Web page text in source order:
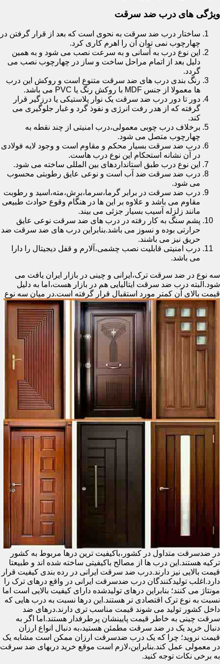
ویژگی های درب ضد سرقت
ساختار درب ضد سرقت به نحوی است که بعد از قرار گرفتن در
چهارچوب نمی توان آن را اهرم کاری کرد.
این نوع درب به آسانی و به سرعت نصب می شود و به همین
دلیل بعد از اتمام مراحل ساخت و ساز در چهارچوب نصب می
گردد.
رنگ بندی درب های ضد سرقت متنوع است و روکش این درب
ها معمولا از جنس MDF با روکش رنگ یا PVC می باشد.
دور تا دور درب ضد سرقت یک نوار پلاستیکی یا درزگیر قرار
گرفته که از هدر رفت انرژی و نفوذ گرد و غبار جلوگیری می
کند.
برخلاف درب چوبی معمولی،درب امنیتی از چند نقطه به
چهارچوب متصل می شود.
درب ضد سرقت بسیار محکم و مقاوم است و وجود لایه فولادی
در آن نشانه استحکام این نوع درب هاست.
این نوع درب طبق استانداردهای بین المللی ساخته می شود.
درب ضد سرقت ضد آب است و نوعی عایق رطوبتی محسوب
می شود.
درب ضد سرقت در برابر گرما،سرما،برش،مته،اسید و رطوبت
مقاوم می باشد و علاوه بر این ها در هنگام وقوع حوادث طبیعی
مانند زلزله آسیب بسیار جزئی می بیند.
پشم سنگ به کار رفته در درب های ضد سرقت نوعی عایق
حرارتی بوده و نسوز می باشد.بنابراین درب های ضد سرقت ضد
حریق نیز می باشند.
درب امنیتی قابلیت نصب چشمی،آلارم و قفل دیجیتال را دارا
می باشد.
سه نوع در ضد سرقت ترک،ایرانی و چینی در بازار ایران یافت می
شود.البته درب ضد سرقت ایتالیایی هم در بازار هست،اما به دلیل
قیمت بالای آن کمتر مورد استقبال قرار گرفته است.در میان سه نوع
در ضدسرقت متداول در کشور،باکیفیت ترین درها مربوط به کشور
ترکیه هستند.این درب ها از مصالح باکیفیتی ساخته شده اند و طبیعتا
قیمت بالایی نیز دارند.درب ضد سرقت ایرانی در رده بندی کیفیت قرار
دارد.اغلب تولیدکنندگان درب ضدسرقت ایرانی در واقع درهای ترک را
مونتاژ می کنند؛ بنابراین درهای تولیدشده دارای کیفیت بالایی است اما
نسبت به نوع ترک اقتصادی تر هستند.این درها نسبت به درب هایی که
داخل کشور تولید می شوند قیمت مناسب تری دارند.درهای ضد
سرقت چینی به خاطر قیمت پایینشان پرطرفدار هستند.اما اگر به
دنبال خرید یک در ضد سرقت مطمئن هستید،به دنبال انواع ارزان
قیمت نروید؛ چرا که یک درب ضدسرقت ارزان ممکن است مشابه یک
در معمولی عمل کند.بنابراین،لازم است موقع خرید دربهای ضد سرقت
به برخی نکات توجه کنید.